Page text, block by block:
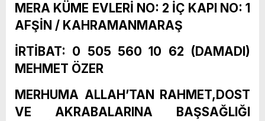
MERA KÜME EVLERİ NO: 2 İÇ KAPI NO: 1
AFŞİN / KAHRAMANMARAŞ
İRTİBAT: 0 505 560 10 62 (DAMADI)
MEHMET ÖZER
MERHUMA ALLAH’TAN RAHMET,DOST
VE AKRABALARINA BAŞSAĞLIĞI